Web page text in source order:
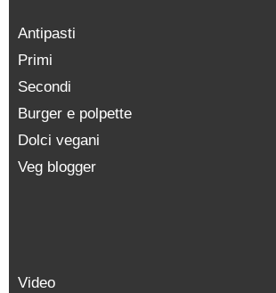
Antipasti
Primi
Secondi
Burger e polpette
Dolci vegani
Veg blogger
Video